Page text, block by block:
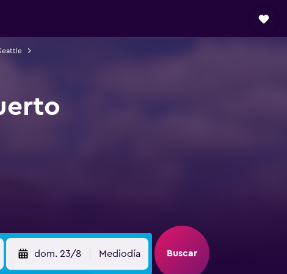
dom. 23/8 Mediodía Buscar